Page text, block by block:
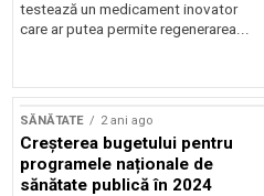
testează un medicament inovator
care ar putea permite regenerarea...
SĂNĂTATE 2 ani ago
Creșterea bugetului pentru
programele naționale de
sănătate publică în 2024